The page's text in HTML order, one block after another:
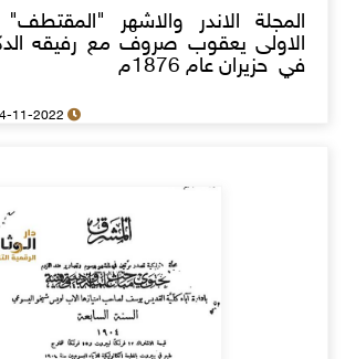
المجلة الاندر والاشهر "المقتطف"
الاولى يعقوب صروف مع رفيقه
في حزيران عام 1876م
24-11-2022